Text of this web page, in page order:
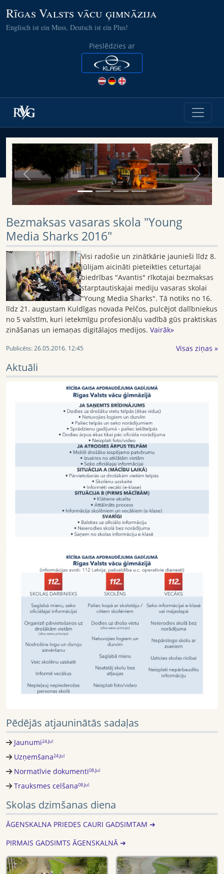
Rīgas Valsts vācu ģimnāzija
Englisch ist ein Muss, Deutsch ist ein Plus!
Pieslēdzies ar
Previous Next
Bezmaksas vasaras skola "Young
Media Sharks 2016"
Visi radošie un zinātkārie jaunieši līdz 8.
jūlijam aicināti pieteikties ceturtajai
biedrības "Avantis" rīkotajai bezmaksas
starptautiskajai mediju vasaras skolai
"Young Media Sharks". Tā notiks no 16.
līdz 21. augustam Kuldīgas novada Pelčos, pulcējot dalībniekus
no 5 valstīm, kuri ietekmīgu profesionāļu vadībā gūs praktiskas
zināšanas un iemaņas digitālajos medijos. Vairāk»
Publicēts:26.05.2016. 12:45 Visas ziņas »
Aktuāli
Pēdējās atjauninātās sadaļas
Jaunumi24.Jul
Uzņemšana24.Jul
Normatīvie dokumenti08.Jul
Trauksmes celšana08.Jul
Skolas dzimšanas diena
ĀGENSKALNA PRIEDES CAURI GADSIMTAM ➔
PIRMAIS GADSIMTS ĀGENSKALNĀ ➔